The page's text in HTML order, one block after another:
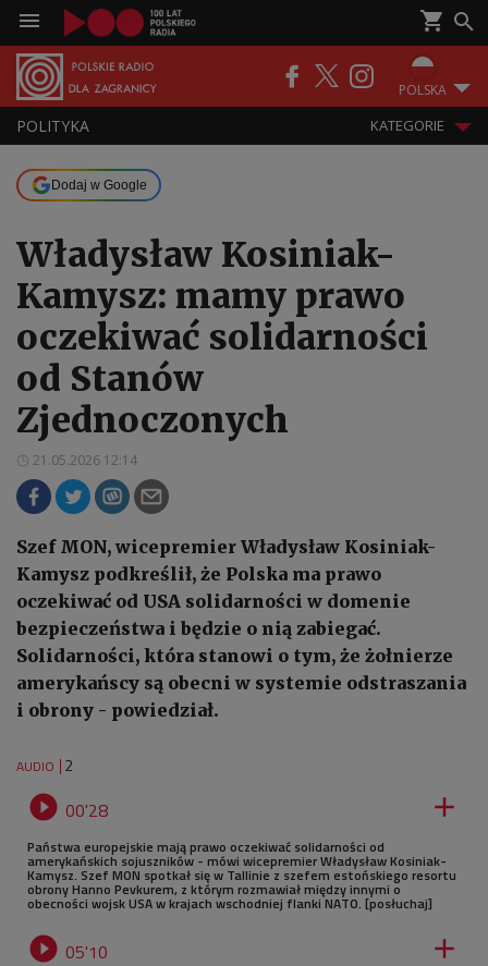
POLSKA
POLITYKA KATEGORIE
Dodaj w Google
Władysław Kosiniak-
Kamysz: mamy prawo
oczekiwać solidarności
od Stanów
Zjednoczonych
21.05.2026 12:14
Szef MON, wicepremier Władysław Kosiniak-
Kamysz podkreślił, że Polska ma prawo
oczekiwać od USA solidarności w domenie
bezpieczeństwa i będzie o nią zabiegać.
Solidarności, która stanowi o tym, że żołnierze
amerykańscy są obecni w systemie odstraszania
i obrony - powiedział.
AUDIO 2
 00'28 
Państwa europejskie mają prawo oczekiwać solidarności od
amerykańskich sojuszników - mówi wicepremier Władysław Kosiniak-
Kamysz. Szef MON spotkał się w Tallinie z szefem estońskiego resortu
obrony Hanno Pevkurem, z którym rozmawiał między innymi o
obecności wojsk USA w krajach wschodniej flanki NATO. [posłuchaj]
 05'10 